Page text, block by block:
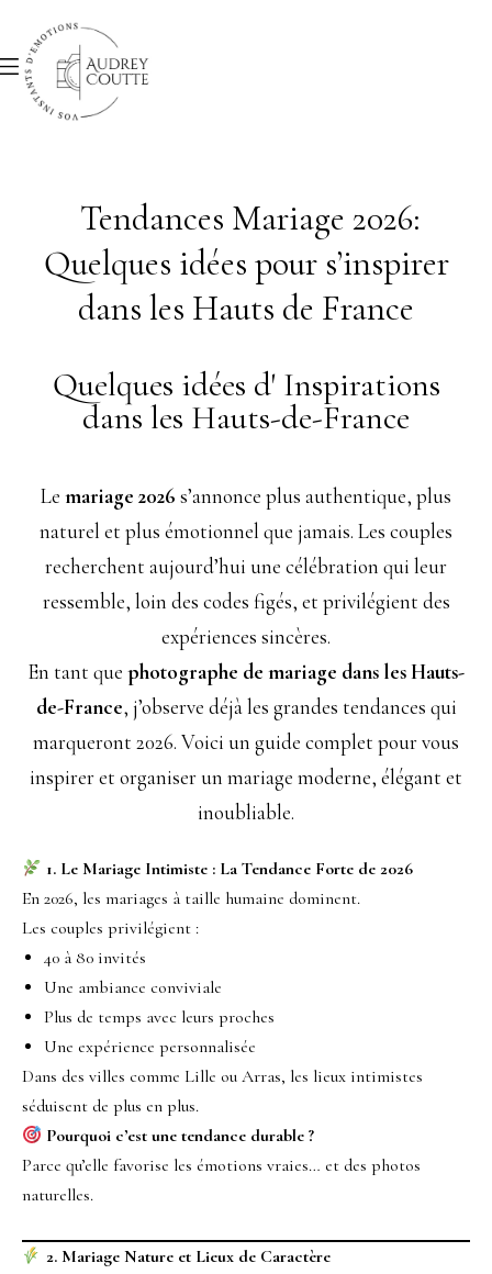
Tendances Mariage 2026:
Quelques idées pour s’inspirer
dans les Hauts de France
Quelques idées d' Inspirations
dans les Hauts-de-France
Le mariage 2026 s’annonce plus authentique, plus
naturel et plus émotionnel que jamais. Les couples
recherchent aujourd’hui une célébration qui leur
ressemble, loin des codes figés, et privilégient des
expériences sincères.
En tant que photographe de mariage dans les Hauts-
de-France, j’observe déjà les grandes tendances qui
marqueront 2026. Voici un guide complet pour vous
inspirer et organiser un mariage moderne, élégant et
inoubliable.
1. Le Mariage Intimiste : La Tendance Forte de 2026
En 2026, les mariages à taille humaine dominent.
Les couples privilégient :
40 à 80 invités
Une ambiance conviviale
Plus de temps avec leurs proches
Une expérience personnalisée
Dans des villes comme Lille ou Arras, les lieux intimistes
séduisent de plus en plus.
Pourquoi c’est une tendance durable ?
Parce qu’elle favorise les émotions vraies… et des photos
naturelles.
2. Mariage Nature et Lieux de Caractère